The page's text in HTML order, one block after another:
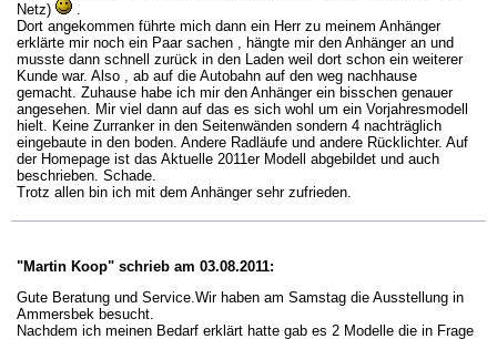
Netz)
.
Dort angekommen führte mich dann ein Herr zu meinem Anhänger
erklärte mir noch ein Paar sachen , hängte mir den Anhänger an und
musste dann schnell zurück in den Laden weil dort schon ein weiterer
Kunde war. Also , ab auf die Autobahn auf den weg nachhause
gemacht. Zuhause habe ich mir den Anhänger ein bisschen genauer
angesehen. Mir viel dann auf das es sich wohl um ein Vorjahresmodell
hielt. Keine Zurranker in den Seitenwänden sondern 4 nachträglich
eingebaute in den boden. Andere Radläufe und andere Rücklichter. Auf
der Homepage ist das Aktuelle 2011er Modell abgebildet und auch
beschrieben. Schade.
Trotz allen bin ich mit dem Anhänger sehr zufrieden.
"Martin Koop" schrieb am 03.08.2011:
Gute Beratung und Service.Wir haben am Samstag die Ausstellung in
Ammersbek besucht.
Nachdem ich meinen Bedarf erklärt hatte gab es 2 Modelle die in Frage